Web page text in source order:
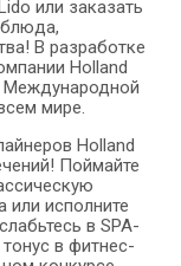
или заказать
В разработке
Holland
Международной
всем мире.
Holland
Поймайте
или исполните
в SPA-
в фитнес-